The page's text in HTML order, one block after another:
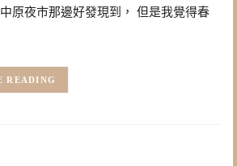
原夜市那邊好發現到， 但是我覺得春
READING